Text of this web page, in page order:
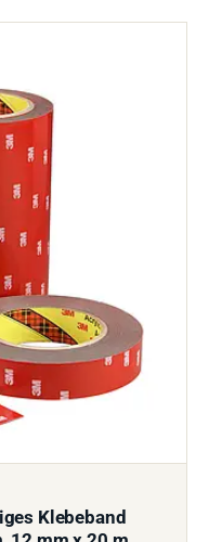
Klebeband